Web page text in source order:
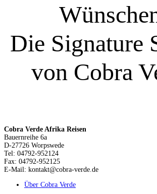
Die Signature
von Cobra
Cobra Verde Afrika Reisen
Bauernreihe 6a
D-27726 Worpswede
Tel: 04792-952124
Fax: 04792-952125
E-Mail: kontakt@cobra-verde.de
Über Cobra Verde